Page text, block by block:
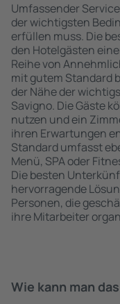
Umfassender
der wichtigsten
erfüllen muss. Die
den Hotelgästen
Reihe von
mit gutem Standard
der Nähe der
Savigno. Die Gäste
nutzen und ein
ihren Erwartungen
Standard umfasst
Menü, SPA oder
Die besten
hervorragende
Personen, die
ihre Mitarbeiter
Wie kann man